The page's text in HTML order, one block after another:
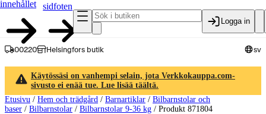
innehållet
sidfoten
Logga in
00220 Helsingfors butik sv
Käytössäsi on vanhempi selain, jota Verkkokauppa.com-
sivusto ei enää tue. Lue lisää täältä.
Etusivu / Hem och trädgård / Barnartiklar / Bilbarnstolar och
baser / Bilbarnstolar / Bilbarnstolar 9-36 kg / Produkt 871804